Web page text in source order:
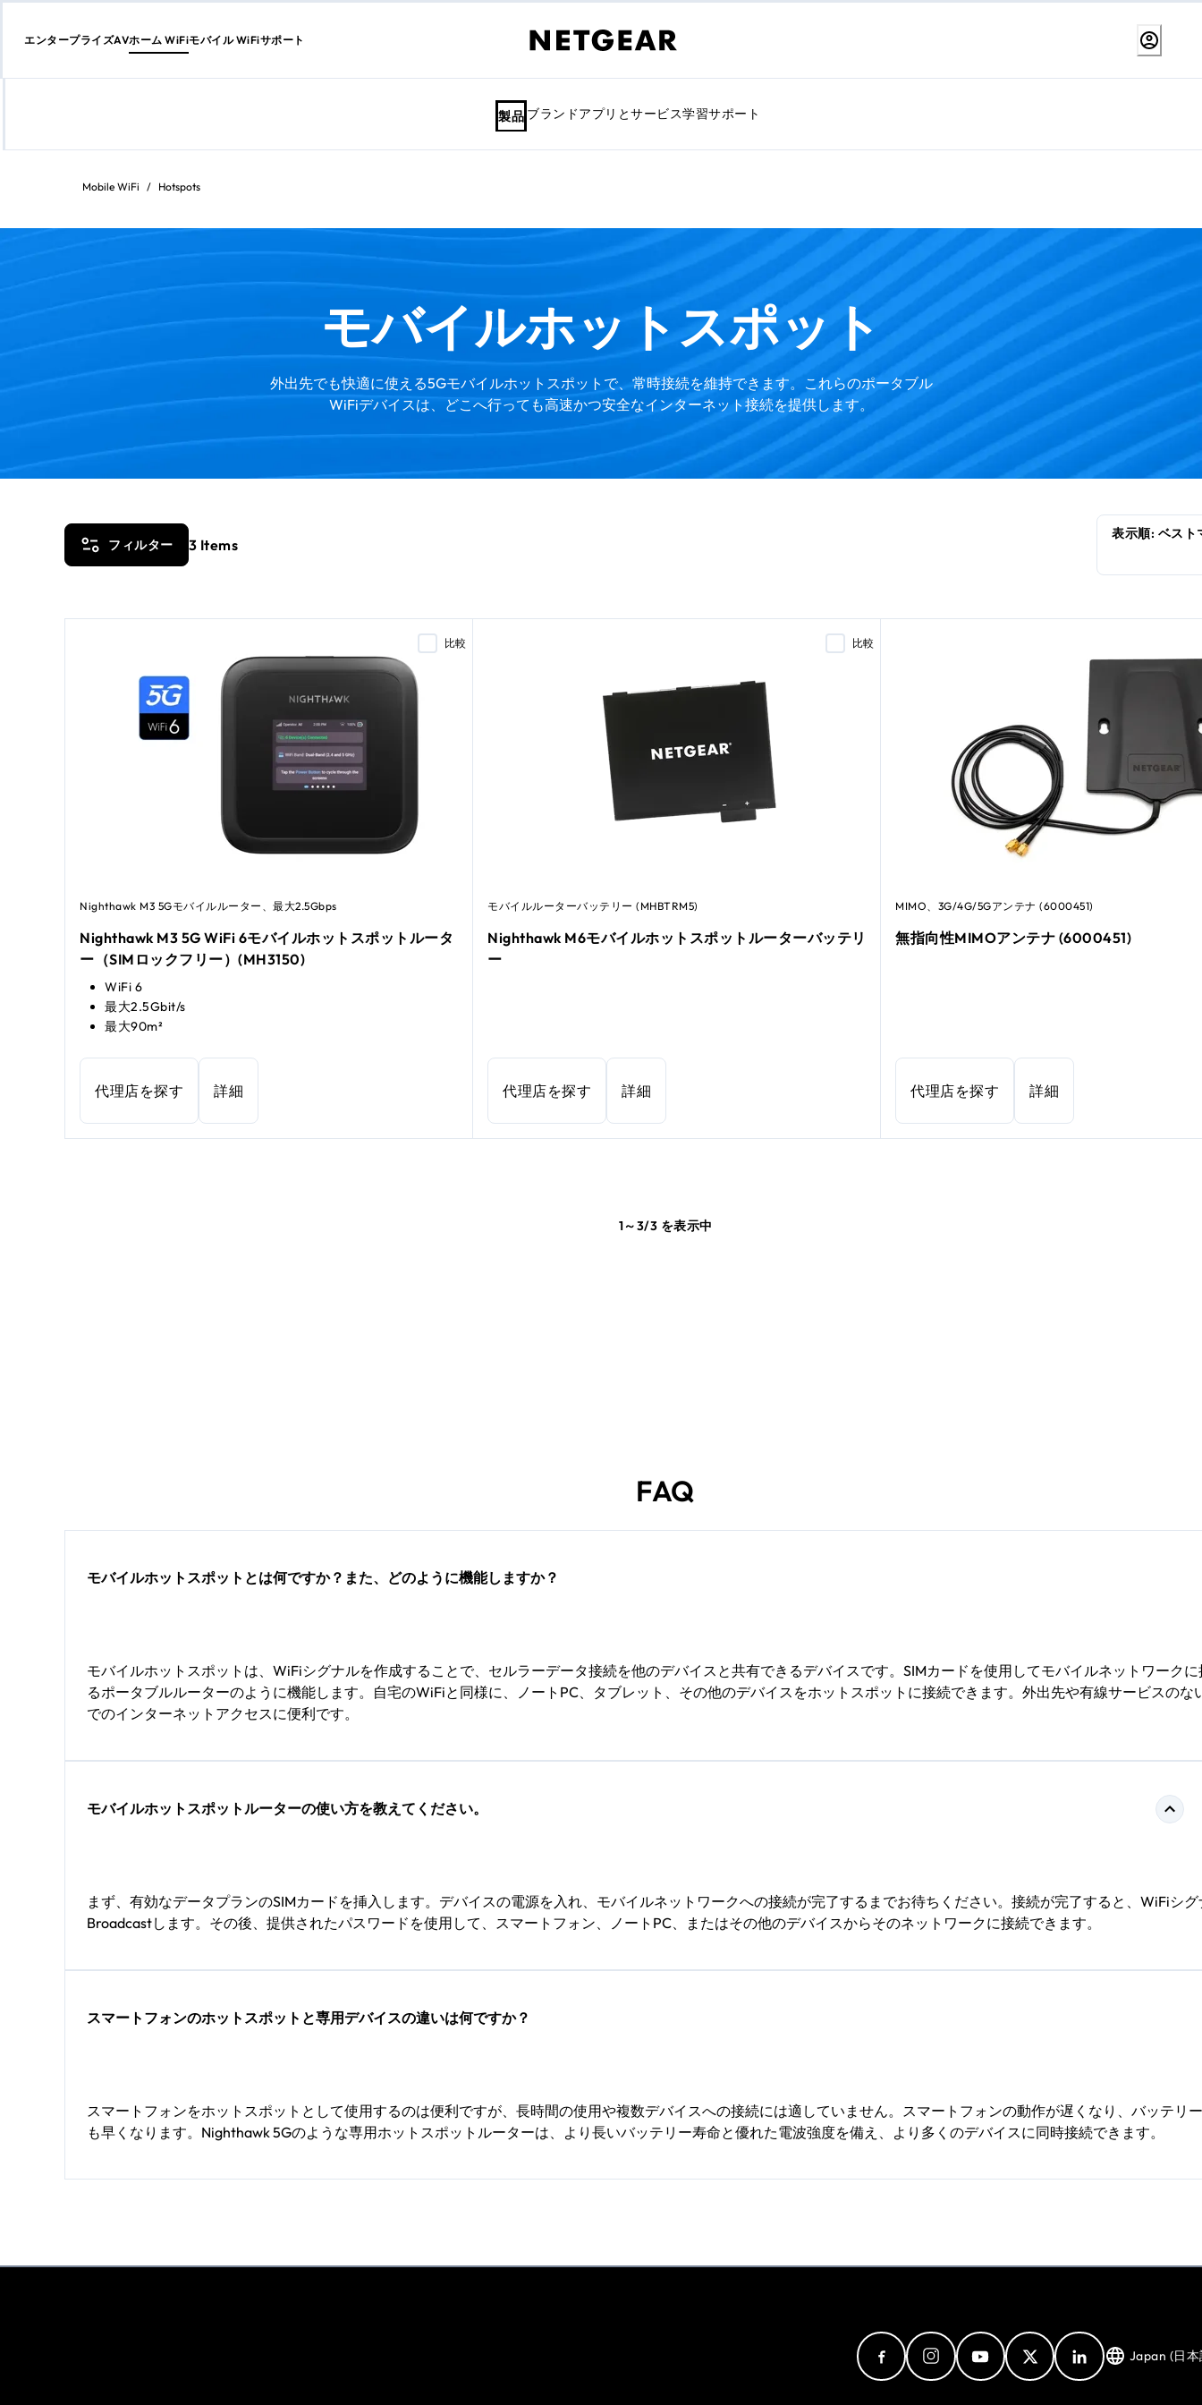
コ
に
エンタープライズAVホーム WiFi
製品 ブランドアプリとサービス学習サポート
モバイル WiFiサポート
Mobile WiFi / Hotspots
モバイルホットスポット
外出先でも快適に使える5Gモバイルホットスポットで、常時接続を維持できます。これらのポータブル
WiFiデバイスは、どこへ行っても高速かつ安全なインターネット接続を提供します。
フィルター 3 Items
比較
Nighthawk M3 5Gモバイルルーター、最大2.5Gbps
Nighthawk M3 5G WiFi 6モバイルホットスポットルータ
ー（SIMロックフリー）(MH3150)
WiFi 6
最大2.5Gbit/s
最大90m²
代理店を探す 詳細
比較
モバイルルーターバッテリー (MHBTRM5)
Nighthawk M6モバイルホットスポットルーターバッテリ
ー
代理店を探す 詳細
MIMO、3G/4G/5Gアンテナ (6000451)
無指向性MIMOアンテナ (6000451)
代理店を探す 詳細
1～3/3 を表示中
FAQ
モバイルホットスポットとは何ですか？また、どのように機能しますか？
モバイルホットスポットは、WiFiシグナルを作成することで、セルラーデータ接続を他のデバイスと共有できるデバイスです。SIMカードを使用してモバイルネットワーク
るポータブルルーターのように機能します。自宅のWiFiと同様に、ノートPC、タブレット、その他のデバイスをホットスポットに接続できます。外出先や有線サービスのな
でのインターネットアクセスに便利です。
モバイルホットスポットルーターの使い方を教えてください。
まず、有効なデータプランのSIMカードを挿入します。デバイスの電源を入れ、モバイルネットワークへの接続が完了するまでお待ちください。接続が完了すると、WiFiシ
Broadcastします。その後、提供されたパスワードを使用して、スマートフォン、ノートPC、またはその他のデバイスからそのネットワークに接続できます。
スマートフォンのホットスポットと専用デバイスの違いは何ですか？
スマートフォンをホットスポットとして使用するのは便利ですが、長時間の使用や複数デバイスへの接続には適していません。スマートフォンの動作が遅くなり、バッテリ
も早くなります。Nighthawk 5Gのような専用ホットスポットルーターは、より長いバッテリー寿命と優れた電波強度を備え、より多くのデバイスに同時接続できます。
Japan (日本